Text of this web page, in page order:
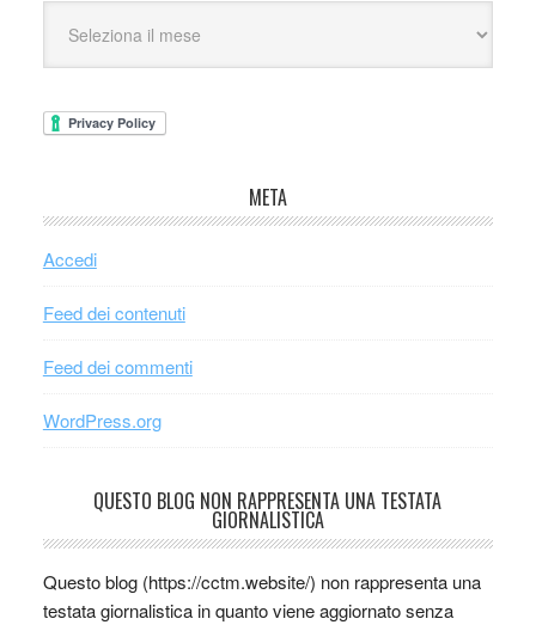
META
Accedi
Feed dei contenuti
Feed dei commenti
WordPress.org
QUESTO BLOG NON RAPPRESENTA UNA TESTATA
GIORNALISTICA
Questo blog (https://cctm.website/) non rappresenta una
testata giornalistica in quanto viene aggiornato senza